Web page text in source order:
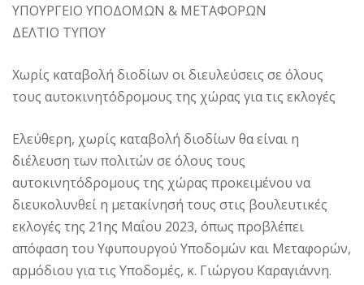
ΥΠΟΥΡΓΕΙΟ ΥΠΟΔΟΜΩΝ & ΜΕΤΑΦΟΡΩΝ
ΔΕΛΤΙΟ ΤΥΠΟΥ
Χωρίς καταβολή διοδίων οι διευλεύσεις σε όλους
τους αυτοκινητόδρομους της χώρας για τις εκλογές
Ελεύθερη, χωρίς καταβολή διοδίων θα είναι η
διέλευση των πολιτών σε όλους τους
αυτοκινητόδρομους της χώρας προκειμένου να
διευκολυνθεί η μετακίνησή τους στις βουλευτικές
εκλογές της 21ης Μαΐου 2023, όπως προβλέπει
απόφαση του Υφυπουργού Υποδομών και Μεταφορών,
αρμόδιου για τις Υποδομές, κ. Γιώργου Καραγιάννη.